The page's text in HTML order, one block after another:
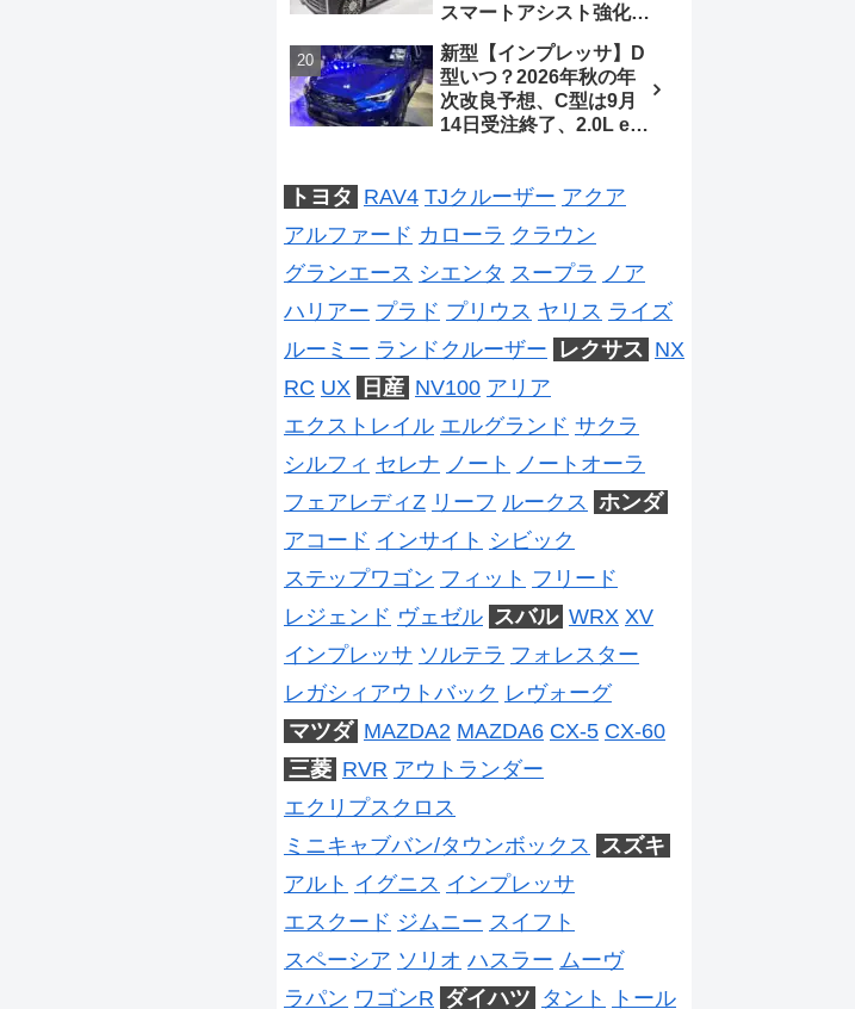
スマートアシスト強化と
フルモデルチェンジ予想
【ダイハツ最新情報】
新型【インプレッサ】D
型いつ？2026年秋の年
次改良予想、C型は9月
14日受注終了、2.0L e-
予想【スバル最新情報】
トヨタ RAV4 TJクルーザー アクア
アルファード カローラ クラウン
グランエース シエンタ スープラ
ノア
ハリアー プラド プリウス ヤリス ライズ
ルーミー ランドクルーザー レクサス NX
RC UX 日産 NV100 アリア
エクストレイル エルグランド サクラ
シルフィ セレナ ノート
ノートオーラ
フェアレディZ リーフ ルークス ホンダ
アコード インサイト シビック
ステップワゴン フィット フリード
レジェンド ヴェゼル スバル WRX XV
インプレッサ ソルテラ フォレスター
レガシィアウトバック レヴォーグ
マツダ MAZDA2 MAZDA6 CX-5 CX-60
三菱 RVR アウトランダー
エクリプスクロス
ミニキャブバン/タウンボックス
スズキ
アルト イグニス インプレッサ
エスクード ジムニー スイフト
スペーシア ソリオ ハスラー ムーヴ
ラパン ワゴンR ダイハツ タント トール